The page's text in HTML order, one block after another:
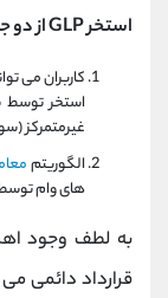
استخر GLP از دو جهت منحصر به فرد است:
استخر توسط
غیرمتمرکز
الگوریتم
های وام
به لطف وجود اهرم 30